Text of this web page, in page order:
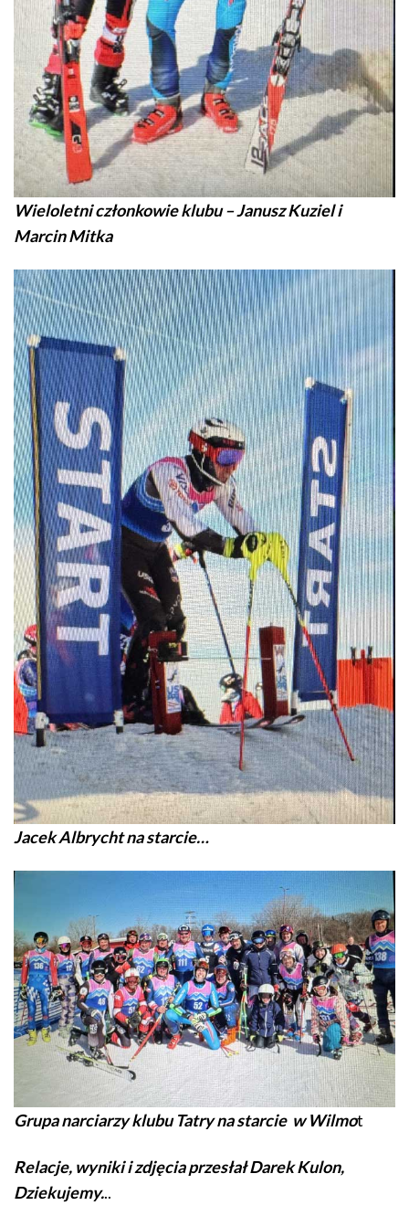
Wieloletni członkowie klubu – Janusz Kuziel i
Marcin Mitka
Jacek Albrycht na starcie…
Grupa narciarzy klubu Tatry na starcie w Wilmot
Relacje, wyniki i zdjęcia przesłał Darek Kulon,
Dziekujemy...